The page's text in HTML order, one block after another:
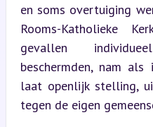
en soms overtuiging
Rooms-Katholieke
gevallen
beschermden, nam
laat openlijk stelling,
tegen de eigen